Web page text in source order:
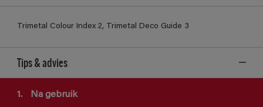
Trimetal Colour Index 2, Trimetal Deco Guide 3
Tips & advies
1. Na gebruik